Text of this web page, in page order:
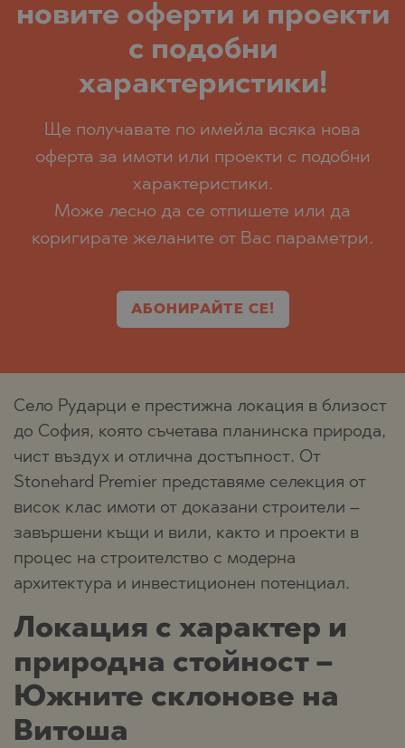
новите оферти и проекти
с подобни
характеристики!
Ще получавате по имейла всяка нова
оферта за имоти или проекти с подобни
характеристики.
Може лесно да се отпишете или да
коригирате желаните от Вас параметри.
АБОНИРАЙТЕ СЕ!
Село Рударци е престижна локация в близост
до София, която съчетава планинска природа,
чист въздух и отлична достъпност. От
Stonehard Premier представяме селекция от
висок клас имоти от доказани строители –
завършени къщи и вили, както и проекти в
процес на строителство с модерна
архитектура и инвестиционен потенциал.
Локация с характер и
природна стойност –
Южните склонове на
Витоша